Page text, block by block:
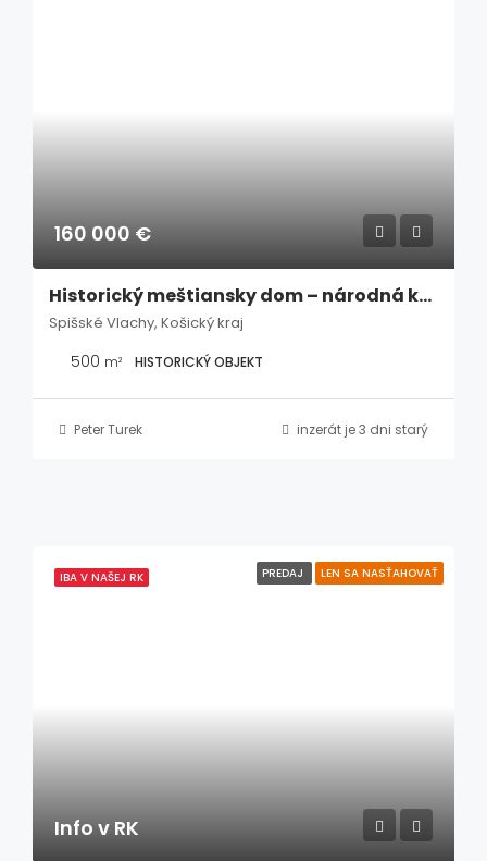
160 000 €
Historický meštiansky dom – národná kultúrna pamiatka v srdci Spišských Vlách
Spišské Vlachy, Košický kraj
500 m² HISTORICKÝ OBJEKT
Peter Turek inzerát je 3 dni starý
IBA V NAŠEJ RK PREDAJ LEN SA NASŤAHOVAŤ
Info v RK